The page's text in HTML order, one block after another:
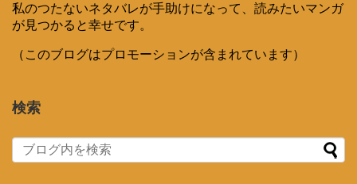
私のつたないネタバレが手助けになって、読みたいマンガ
が見つかると幸せです。
（このブログはプロモーションが含まれています）
検索